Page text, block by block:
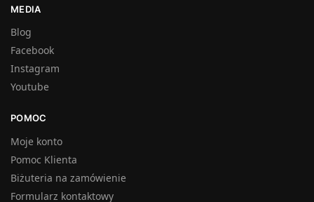
MEDIA
Blog
Facebook
Instagram
Youtube
POMOC
Moje konto
Pomoc Klienta
Biżuteria na zamówienie
Formularz kontaktowy